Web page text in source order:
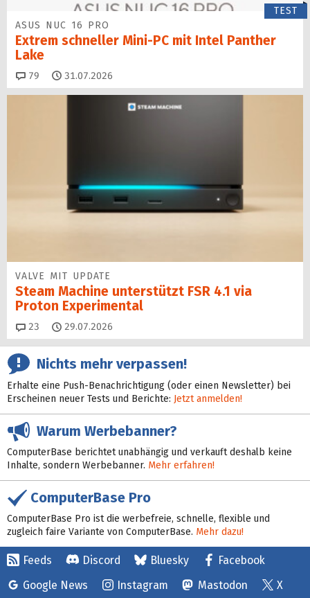
TEST
ASUS NUC 16 PRO
Extrem schneller Mini-PC mit Intel Panther
Lake
79 Kommentare
31.07.2026
VALVE MIT UPDATE
Steam Machine unterstützt FSR 4.1 via
Proton Experimental
23 Kommentare
29.07.2026
Nichts mehr verpassen!
Erhalte eine Push-Benachrichtigung (oder einen Newsletter) bei
Erscheinen neuer Tests und Berichte: Jetzt anmelden!
Warum Werbebanner?
ComputerBase berichtet unabhängig und verkauft deshalb keine
Inhalte, sondern Werbebanner. Mehr erfahren!
ComputerBase Pro
ComputerBase Pro ist die werbefreie, schnelle, flexible und
zugleich faire Variante von ComputerBase. Mehr dazu!
Feeds Discord Bluesky
Facebook
Google News
Instagram Mastodon X